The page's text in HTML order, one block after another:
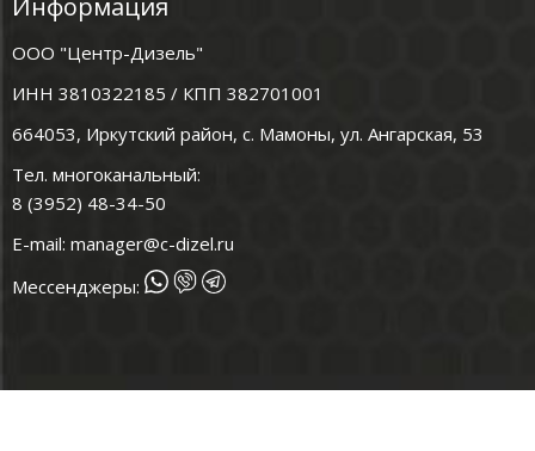
Информация
ООО "Центр-Дизель"
ИНН 3810322185 / КПП 382701001
664053, Иркутский район, с. Мамоны, ул. Ангарская, 53
Тел. многоканальный:
8 (3952) 48-34-50
E-mail: manager@c-dizel.ru
Мессенджеры: